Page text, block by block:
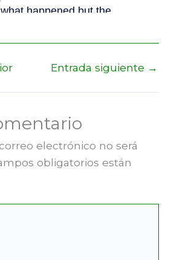
Entrada siguiente →
electrónico no será
obligatorios están